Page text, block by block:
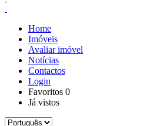
Home
Imóveis
Avaliar imóvel
Notícias
Contactos
Login
Favoritos 0
Já vistos